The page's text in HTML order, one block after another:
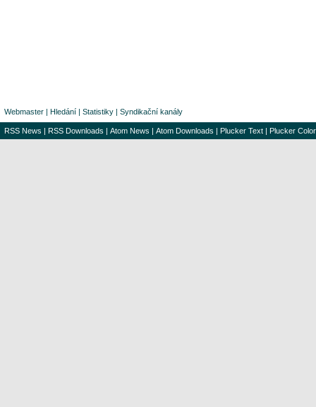
Webmaster | Hledání | Statistiky | Syndikační kanály
RSS News | RSS Downloads | Atom News | Atom Downloads | Plucker Text | Plucker Color